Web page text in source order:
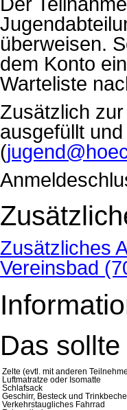
überweisen.
dem Konto
Warteliste
Zusätzlich
ausgefüllt
(
Zusätzliches
Vereinsbad
Das
Zelte (evtl. mit anderen
Luftmatratze oder Isomatte
Schlafsack
Geschirr, Besteck und
Verkehrstaugliches Fahrrad